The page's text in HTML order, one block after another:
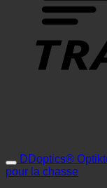
DDoptics®
pour la chasse